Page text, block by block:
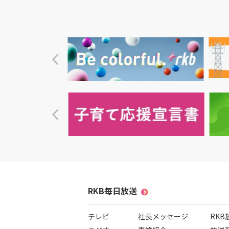
RKB毎日放送
テレビ
社長メッセージ
RKB